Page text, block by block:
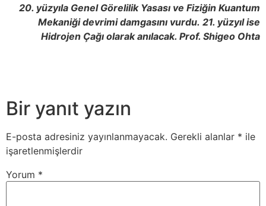
20. yüzyıla Genel Görelilik Yasası ve Fiziğin Kuantum
Mekaniği devrimi damgasını vurdu. 21. yüzyıl ise
Hidrojen Çağı olarak anılacak. Prof. Shigeo Ohta
Bir yanıt yazın
E-posta adresiniz yayınlanmayacak. Gerekli alanlar * ile
işaretlenmişlerdir
Yorum *